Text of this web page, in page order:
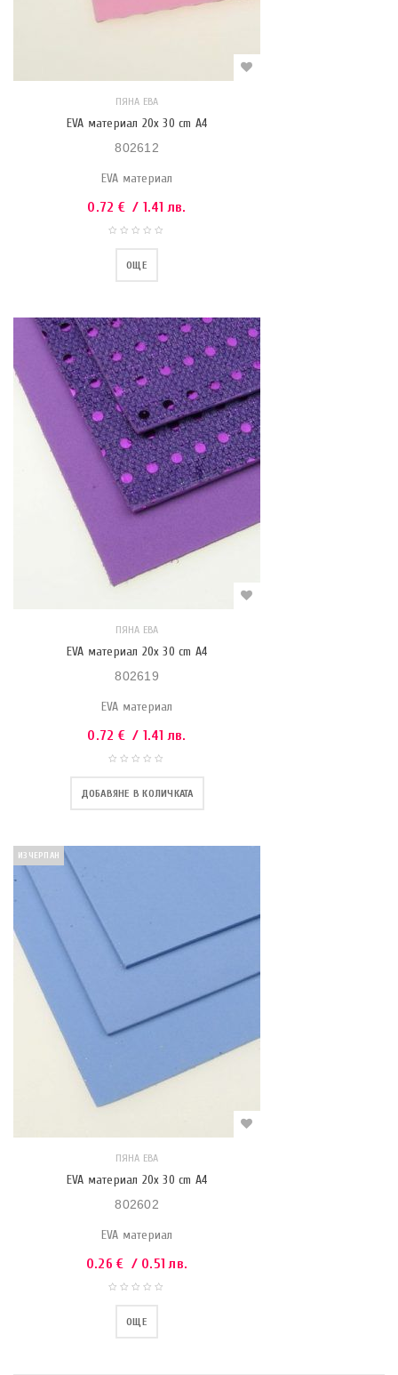
ПЯНА ЕВА
EVA материал 20x 30 cm A4
802612
EVA материал
0.72 € / 1.41 лв.
ОЩЕ
ПЯНА ЕВА
EVA материал 20x 30 cm A4
802619
EVA материал
0.72 € / 1.41 лв.
ДОБАВЯНЕ В КОЛИЧКАТА
ИЗЧЕРПАН
ПЯНА ЕВА
EVA материал 20x 30 cm A4
802602
EVA материал
0.26€ / 0.51 лв.
ОЩЕ